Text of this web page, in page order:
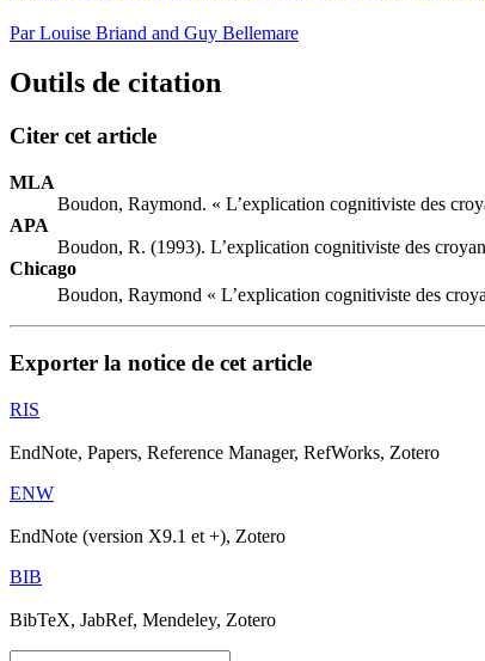
Par Louise Briand and Guy Bellemare
Outils de citation
Citer cet article
MLA
Boudon, Raymond. « L’explication cognitiviste des
APA
Boudon, R. (1993). L’explication cognitiviste des
Chicago
Boudon, Raymond « L’explication cognitiviste des
Exporter la notice de cet article
RIS
EndNote, Papers, Reference Manager, RefWorks, Zotero
ENW
EndNote (version X9.1 et +), Zotero
BIB
BibTeX, JabRef, Mendeley, Zotero